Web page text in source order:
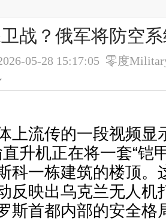
战？俄军将防空
05-28 15:17:05 零度
上流传的一段视频显
升机正在将一套“铠
科一栋建筑的楼顶。
反映出乌克兰无人机
斯首都内部的安全格